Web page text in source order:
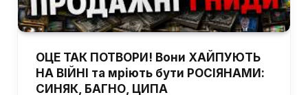
ОЦЕ ТАК ПОТВОРИ! Вони ХАЙПУЮТЬ
НА ВІЙНІ та мріють бути РОСІЯНАМИ:
СИНЯК, БАГНО, ЦИПА